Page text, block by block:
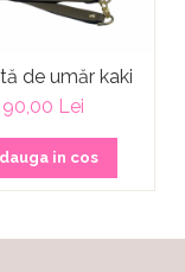
de umăr kaki
90,00 Lei
in cos